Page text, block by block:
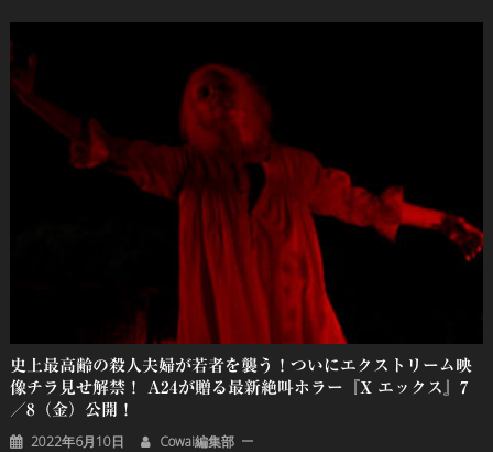
史上最高齢の殺人夫婦が若者を襲う！ついにエクストリーム映
像チラ見せ解禁！ A24が贈る最新絶叫ホラー『X エックス』7
／8（金）公開！
2022年6月10日 Cowai編集部